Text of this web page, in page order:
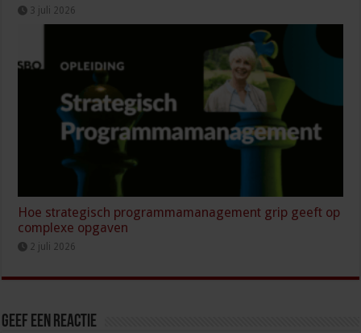
3 juli 2026
Hoe strategisch programmamanagement grip geeft op
complexe opgaven
2 juli 2026
Geef een reactie